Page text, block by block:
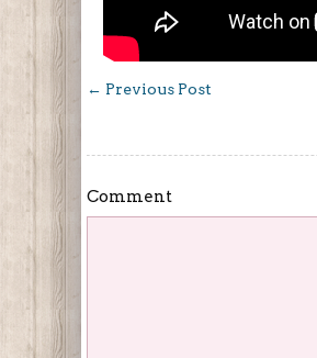
← Previous Post
Comment